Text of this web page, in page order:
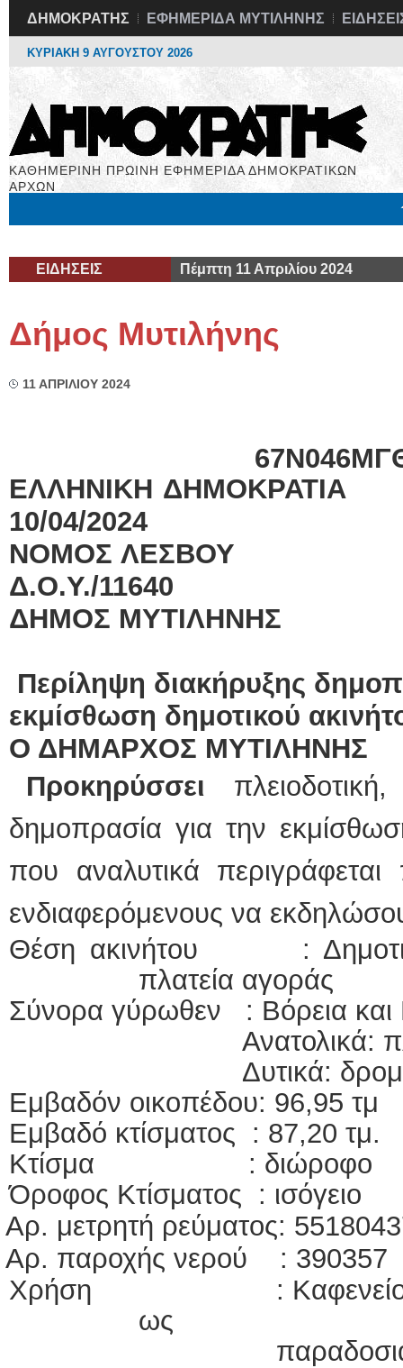
ΔΗΜΟΚΡΑΤΗΣ ΕΦΗΜΕΡΙΔΑ ΜΥΤΙΛΗΝΗΣ
ΚΥΡΙΑΚΗ 9 ΑΥΓΟΥΣΤΟΥ 2026
ΚΑΘΗΜΕΡΙΝΗ ΠΡΩΙΝΗ ΕΦΗΜΕΡΙΔΑ ΔΗΜΟΚΡΑΤΙΚΩΝ
ΑΡΧΩΝ
ΕΙΔΗΣΕΙΣ Πέμπτη 11 Απριλίου 2024
Δήμος Μυτιλήνης
11 ΑΠΡΙΛΙΟΥ 2024
ΕΛΛΗΝΙΚΗ
10/04/2024
ΝΟΜΟΣ
Δ.Ο.Υ./11640
ΔΗΜΟΣ ΜΥΤΙΛΗΝΗΣ
Περίληψη διακήρυξης
εκμίσθωση δημοτικού
Ο ΔΗΜΑΡΧΟΣ ΜΥΤΙΛΗΝΗΣ
Προκηρύσσει
δημοπρασία για την
που αναλυτικά
ενδιαφερόμενους να
Θέση ακινήτου :
πλατεία αγοράς
Σύνορα γύρωθεν : Βόρεια και
Ανατολικά:
Δυτικά:
Εμβαδόν οικοπέδου: 96,95 τμ
Εμβαδό κτίσματος : 87,20 τμ.
Κτίσμα : διώροφο
Όροφος Κτίσματος : ισόγειο
Αρ. μετρητή ρεύματος:
Αρ. παροχής νερού : 390357
Χρήση : Καφενείο με
ως
παραδοσιακό
ΕΙΔΙΚΟΣ ΚΑΡΔΙΟΛΟΓΟΣ
ΚΩΝΣΤΑΝΤΙΝΟΣ Ε.
Holter πίεσης και
Δοκιμασία
υπέρηχος
Μυτιλήνη
τηλ.2251302311
Γέρα:Παπάδος
Φυσικοθεραπεύτρια
Σταυρουλάκη-Γαλάτη
Πτυχιούχος
ΑΤΕΙ
Σύμβαση με ΕΟΠΥΥ
Ασκληπιού 39
Μυτιλήνη
τηλ. 22510-54898-